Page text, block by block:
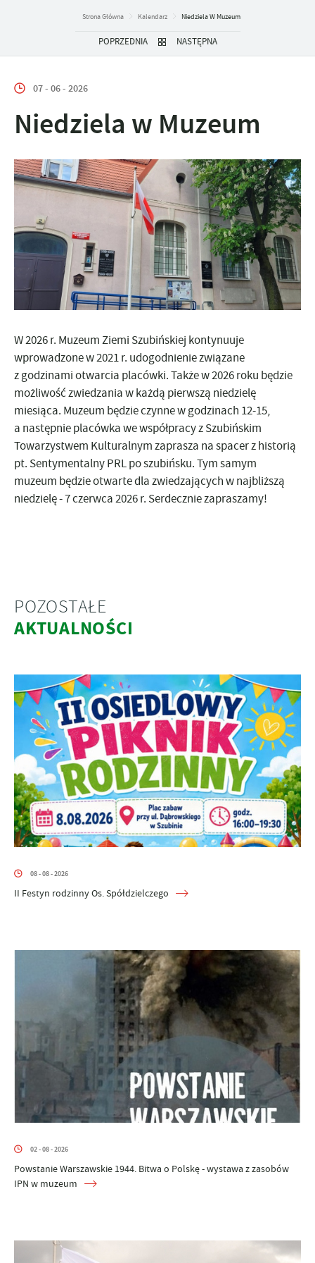
Strona Główna Kalendarz Niedziela W Muzeum
POPRZEDNIA NASTĘPNA
07 - 06 - 2026
Niedziela w Muzeum
W 2026 r. Muzeum Ziemi Szubińskiej kontynuuje
wprowadzone w 2021 r. udogodnienie związane
z godzinami otwarcia placówki. Także w 2026 roku będzie
możliwość zwiedzania w każdą pierwszą niedzielę
miesiąca. Muzeum będzie czynne w godzinach 12-15,
a następnie placówka we współpracy z Szubińskim
Towarzystwem Kulturalnym zaprasza na spacer z historią
pt. Sentymentalny PRL po szubińsku. Tym samym
muzeum będzie otwarte dla zwiedzających w najbliższą
niedzielę - 7 czerwca 2026 r. Serdecznie zapraszamy!
POZOSTAŁE
AKTUALNOŚCI
08 - 08 - 2026
II Festyn rodzinny Os. Spółdzielczego
02 - 08 - 2026
Powstanie Warszawskie 1944. Bitwa o Polskę - wystawa z zasobów
IPN w muzeum